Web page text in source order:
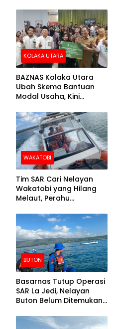
KOLAKA UTARA
BAZNAS Kolaka Utara
Ubah Skema Bantuan
Modal Usaha, Kini
Barang Senilai Rp419,5
Juta
WAKATOBI
Tim SAR Cari Nelayan
Wakatobi yang Hilang
Melaut, Perahu
Kemasukan Air
BUTON
Basarnas Tutup Operasi
SAR La Jedi, Nelayan
Buton Belum Ditemukan